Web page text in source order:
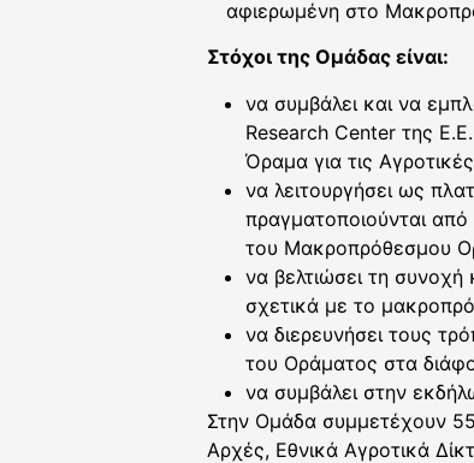
αφιερωμένη στο
Στόχοι της Ομάδας είναι:
να συμβάλει και να
Research Center της
Όραμα για τις
να λειτουργήσει ως
πραγματοποιούνται
του Μακροπρόθεσμου
να βελτιώσει τη
σχετικά με το
να διερευνήσει τους
του Οράματος στα
να συμβάλει στην
Στην Ομάδα συμμετέχουν
Αρχές, Εθνικά Αγροτικά